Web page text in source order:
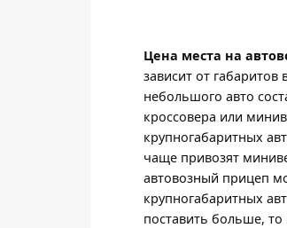
Цена места на
зависит от
небольшого авто
кроссовера или
крупногабаритных
чаще привозят
автовозный прицеп
крупногабаритных
поставить больше,